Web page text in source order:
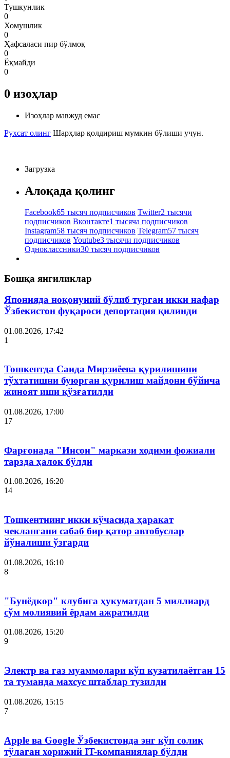
Тушкунлик
0
Хомушлик
0
Ҳафсаласи пир бўлмоқ
0
Ёқмайди
0
0 изоҳлар
Изоҳлар мавжуд емас
Рухсат олинг Шарҳлар қолдириш мумкин бўлиши учун.
Загрузка
Алоқада қолинг
Facebook65 тысяч подписчиков Twitter2 тысячи
подписчиков Вконтакте1 тысяча подписчиков
Instagram58 тысяч подписчиков Telegram57 тысяч
подписчиков Youtube3 тысячи подписчиков
Одноклассники30 тысяч подписчиков
Бошқа янгиликлар
Японияда ноқонуний бўлиб турган икки нафар
Ўзбекистон фуқароси депортация қилинди
01.08.2026, 17:42
1
Тошкентда Саида Мирзиёева қурилишини
тўхтатишни буюрган қурилиш майдони бўйича
жиноят иши қўзғатилди
01.08.2026, 17:00
17
Фарғонада "Инсон" маркази ходими фожиали
тарзда ҳалок бўлди
01.08.2026, 16:20
14
Тошкентнинг икки кўчасида ҳаракат
чеклангани сабаб бир қатор автобуслар
йўналиши ўзгарди
01.08.2026, 16:10
8
"Бунёдкор" клубига ҳукуматдан 5 миллиард
сўм молиявий ёрдам ажратилди
01.08.2026, 15:20
9
Электр ва газ муаммолари кўп кузатилаётган 15
та туманда махсус штаблар тузилди
01.08.2026, 15:15
7
Apple ва Google Ўзбекистонда энг кўп солиқ
тўлаган хорижий IT-компаниялар бўлди